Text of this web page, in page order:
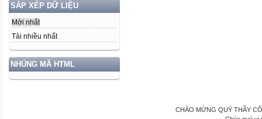
SẮP XẾP DỮ LIỆU
Mới nhất
Tải nhiều nhất
NHÚNG MÃ HTML
CHÀO MỪNG QUÝ THẦY